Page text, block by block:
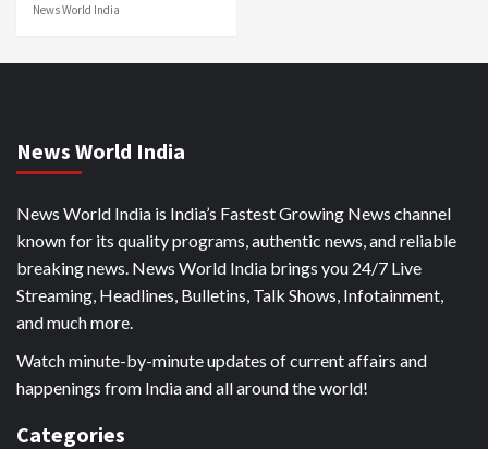
News World India
News World India
News World India is India’s Fastest Growing News channel
known for its quality programs, authentic news, and reliable
breaking news. News World India brings you 24/7 Live
Streaming, Headlines, Bulletins, Talk Shows, Infotainment,
and much more.
Watch minute-by-minute updates of current affairs and
happenings from India and all around the world!
Categories